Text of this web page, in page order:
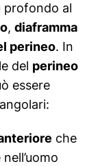
profondo al
, diaframma
perineo. In
del perineo
essere
che